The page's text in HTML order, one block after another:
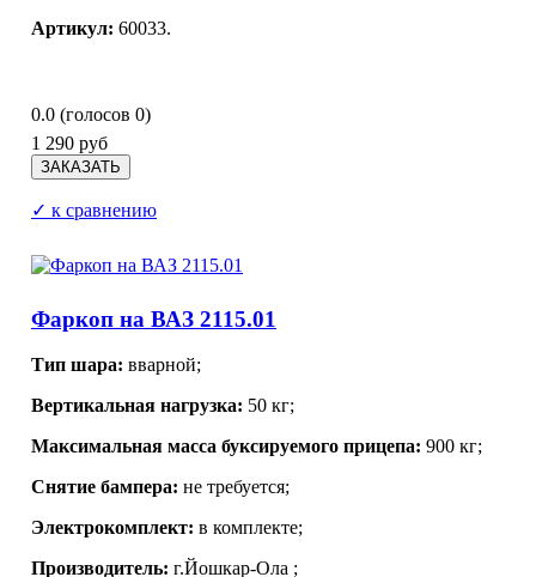
Артикул: 60033.
0.0 (голосов 0)
1 290 руб
✓ к сравнению
Фаркоп на ВАЗ 2115.01
Тип шара: вварной;
Вертикальная нагрузка: 50 кг;
Максимальная масса буксируемого прицепа: 900 кг;
Снятие бампера: не требуется;
Электрокомплект: в комплекте;
Производитель: г.Йошкар-Ола ;